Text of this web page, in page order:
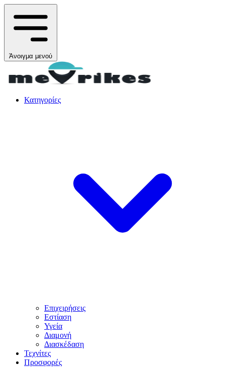
Άνοιγμα μενού
Κατηγορίες
Επιχειρήσεις
Εστίαση
Υγεία
Διαμονή
Διασκέδαση
Τεχνίτες
Προσφορές